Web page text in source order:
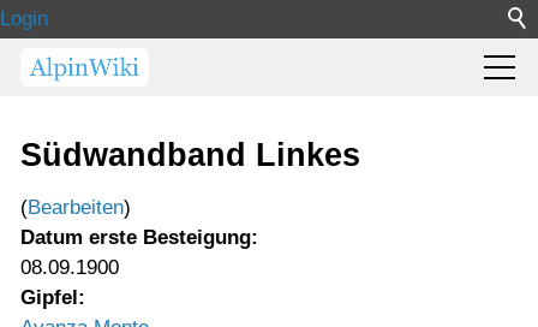
Login
Südwandband Linkes
(Bearbeiten)
Datum erste Besteigung:
08.09.1900
Gipfel: